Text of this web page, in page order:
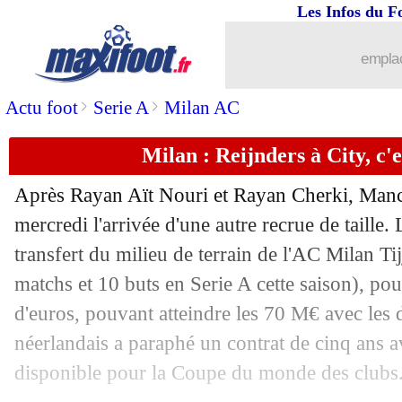
Actu foot> Serie A> Milan AC
Les Infos du
Milan : Reijnders à City,
Après Rayan Aït Nouri et Rayan Cherki,
mercredi l'arrivée d'une autre recrue de taille.
transfert du milieu de terrain de l'AC Milan
matchs et 10 buts en Serie A cette saison),
d'euros, pouvant atteindre les 70 M€ avec
néerlandais a paraphé un contrat de cinq ans
disponible pour la Coupe du monde des
Barça: deux pistes pour Ter Stegen
11/06 Ita.: Milan-Côme délocalisé en
11/06 Lyon: et si Tagliafico restait ?
11/06 Milan: Hernandez dit oui à l'Atletico
11/06 Nantes : Pallois et Coco vont partir
11/06 Pays-Bas: Depay égale Van Persie
11/06 Cagliari: Pisacane remplace Nicola